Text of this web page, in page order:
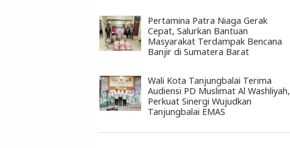
Pertamina Patra Niaga Gerak
Cepat, Salurkan Bantuan
Masyarakat Terdampak Bencana
Banjir di Sumatera Barat
Wali Kota Tanjungbalai Terima
Audiensi PD Muslimat Al Washliyah,
Perkuat Sinergi Wujudkan
Tanjungbalai EMAS